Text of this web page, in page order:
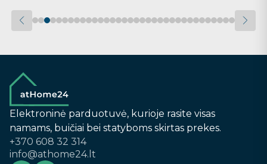
Elektroninė parduotuvė, kurioje rasite visas
namams, buičiai bei statyboms skirtas prekes.
+370 608 32 314
info@athome24.lt